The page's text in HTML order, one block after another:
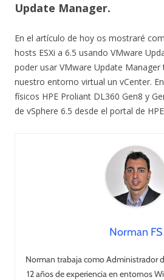
Update Manager.
En el artículo de hoy os mostraré
hosts ESXi a 6.5 usando VMware
poder usar VMware Update
nuestro entorno virtual un vCenter.
físicos HPE Proliant DL360 Gen8 y
de vSphere 6.5 desde el portal de
Norman FS
Norman trabaja como Administrador
12 años de experiencia en entornos